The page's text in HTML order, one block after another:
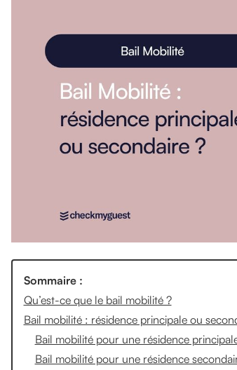
Sommaire :
Qu’est-ce que le bail mobilité ?
Bail mobilité : résidence principale ou
Bail mobilité pour une résidence
Bail mobilité pour une résidence